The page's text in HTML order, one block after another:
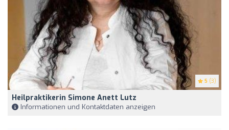
5 (3)
Heilpraktikerin Simone Anett Lutz
Informationen und Kontaktdaten anzeigen